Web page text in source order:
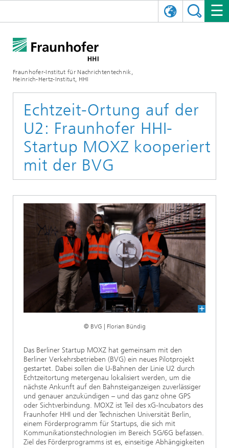
Fraunhofer-Institut für Nachrichtentechnik,
Heinrich-Hertz-Institut, HHI
Organisationsplan
Forschungsbereiche
Kommunikation & Netze
Photonische Komponenten & Systeme
Kuratorium
Ethikkommission
Kooperationen
Forschungsfabrik Mikroelektronik Deutschland (FMD)
Geschichte des HHI
90 Jahre HHI
Mobilität
Multimedia
5G, Fiber and Beyond
Künstliche Intelligenz
Medizintechnik
Industrie
Sensorik
Quantentechnologien
Videokommunikation und Applikationen
Künstliche Intelligenz
KOMMUNIKATION & NETZE
Drahtlose Kommunikation und Netze
Photonische Netze und Systeme
PHOTONISCHE KOMPONENTEN & SYSTEME
Hybride Integration und Sensorik
Technologie und Infrastruktur
Faseroptische Sensorsysteme
NACHRICHTEN
Archiv
2025
2023
2020
PRESSEMITTEILUNGEN
JAHRESBERICHTE
VERANSTALTUNGEN
SCIENCE TECH SPACE
KARRIERE
WEITERE INFOS ZUM FRAUNHOFER HHI ALS ARBEITGEBER
STARTUPS AT HHI
AUSZEICHNUNGEN
Echtzeit-Ortung auf der
U2: Fraunhofer HHI-
Startup MOXZ kooperiert
mit der BVG
© BVG | Florian Bündig
Das Berliner Startup MOXZ hat gemeinsam mit den
Berliner Verkehrsbetrieben (BVG) ein neues Pilotprojekt
gestartet. Dabei sollen die U-Bahnen der Linie U2 durch
Echtzeitortung metergenau lokalisiert werden, um die
nächste Ankunft auf den Bahnsteiganzeigen zuverlässiger
und genauer anzukündigen – und das ganz ohne GPS
oder Sichtverbindung. MOXZ ist Teil des xG-Incubators des
Fraunhofer HHI und der Technischen Universität Berlin,
einem Förderprogramm für Startups, die sich mit
Kommunikationstechnologien im Bereich 5G/6G befassen.
Ziel des Förderprogramms ist es, einseitige Abhängigkeiten